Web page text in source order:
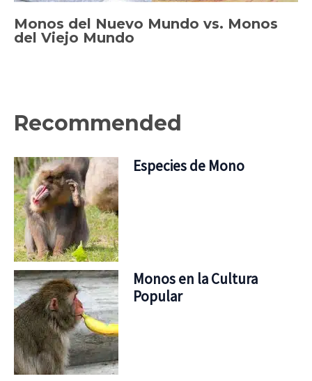
Monos del Nuevo Mundo vs. Monos
del Viejo Mundo
Recommended
Especies de Mono
Monos en la Cultura
Popular